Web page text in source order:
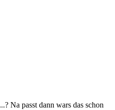
Na passt dann wars das schon